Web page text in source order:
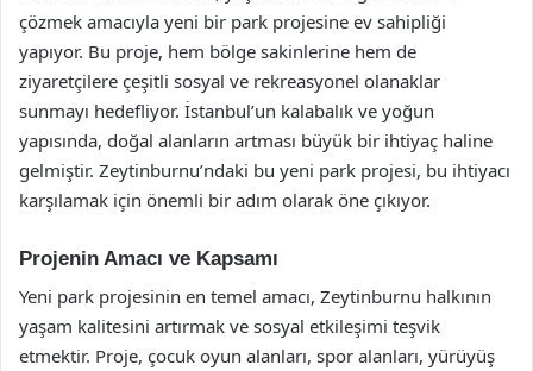
çözmek amacıyla yeni bir park projesine ev sahipliği
yapıyor. Bu proje, hem bölge sakinlerine hem de
ziyaretçilere çeşitli sosyal ve rekreasyonel olanaklar
sunmayı hedefliyor. İstanbul’un kalabalık ve yoğun
yapısında, doğal alanların artması büyük bir ihtiyaç haline
gelmiştir. Zeytinburnu’ndaki bu yeni park projesi, bu ihtiyacı
karşılamak için önemli bir adım olarak öne çıkıyor.
Projenin Amacı ve Kapsamı
Yeni park projesinin en temel amacı, Zeytinburnu halkının
yaşam kalitesini artırmak ve sosyal etkileşimi teşvik
etmektir. Proje, çocuk oyun alanları, spor alanları, yürüyüş